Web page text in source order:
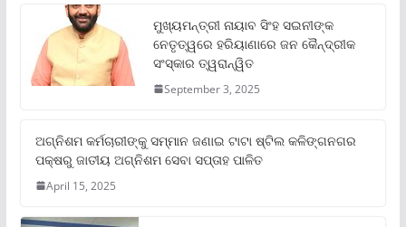
ମୁଖ୍ୟମନ୍ତ୍ରୀ ନାୟାବ ସିଂହ ସଇନୀଙ୍କ
ନେତୃତ୍ୱରେ ହରିୟାଣାରେ ଜନ କୈନ୍ଦ୍ରୀକ
ସଂସ୍କାର ତ୍ୱରାନ୍ୱିତ
September 3, 2025
ଅଗ୍ନିଶମ କର୍ମଚାରୀଙ୍କୁ ସମ୍ମାନ ଜଣାଇ ଟାଟା ଷ୍ଟିଲ କଳିଙ୍ଗନଗର
ପକ୍ଷରୁ ଜାତୀୟ ଅଗ୍ନିଶମ ସେବା ସପ୍ତାହ ପାଳିତ
April 15, 2025